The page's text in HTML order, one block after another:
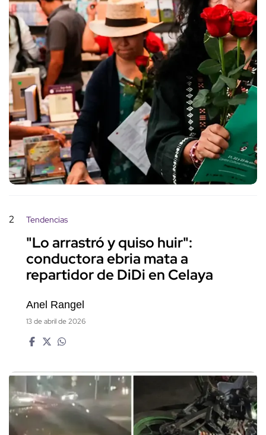
2 Tendencias
"Lo arrastró y quiso huir":
conductora ebria mata a
repartidor de DiDi en Celaya
Anel Rangel
13 de abril de 2026